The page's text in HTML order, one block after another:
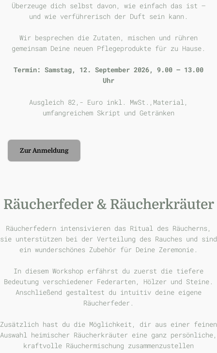
Überzeuge dich selbst davon, wie einfach das ist –
und wie verführerisch der Duft sein kann.
Wir besprechen die Zutaten, mischen und rühren
gemeinsam Deine neuen Pflegeprodukte für zu Hause.
Termin: Samstag, 12. September 2026, 9.00 – 13.00
Uhr
Ausgleich 82,- Euro inkl. MwSt.,Material,
umfangreichem Skript und Getränken
Zur Anmeldung
Räucherfeder & Räucherkräuter
Räucherfedern intensivieren das Ritual des Räucherns,
sie unterstützen bei der Verteilung des Rauches und sind
ein wunderschönes Zubehör für Deine Zeremonie.
In diesem Workshop erfährst du zuerst die tiefere
Bedeutung verschiedener Federarten, Hölzer und Steine.
Anschließend gestaltest du intuitiv deine eigene
Räucherfeder.
Zusätzlich hast du die Möglichkeit, dir aus einer feinen
Auswahl heimischer Räucherkräuter eine ganz persönliche,
kraftvolle Räuchermischung zusammenzustellen